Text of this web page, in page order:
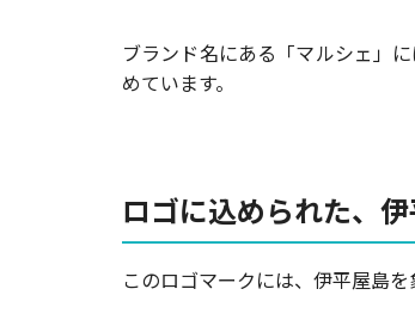
ブランド名にある「マルシェ」
めています。
ロゴに込められた、
このロゴマークには、伊平屋島